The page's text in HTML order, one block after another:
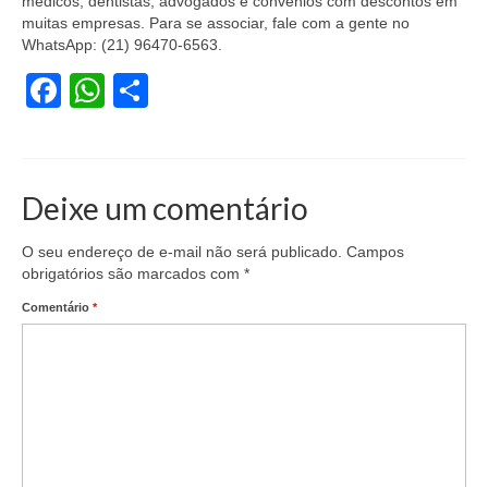
EMPRESAS
Boletos
Seja um conveniado
PESQUISA 6×1
muitas empresas. Para se associar, fale com a gente no
WhatsApp: (21) 96470-6563.
Facebook
WhatsApp
Deixe um comentário
O seu endereço de e-mail não será publicado. Campos
obrigatórios são marcados com *
Comentário *